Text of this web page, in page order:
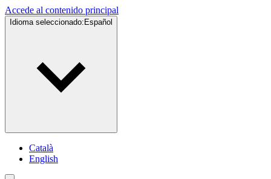
Accede al contenido principal
Idioma seleccionado: Español
Català
English